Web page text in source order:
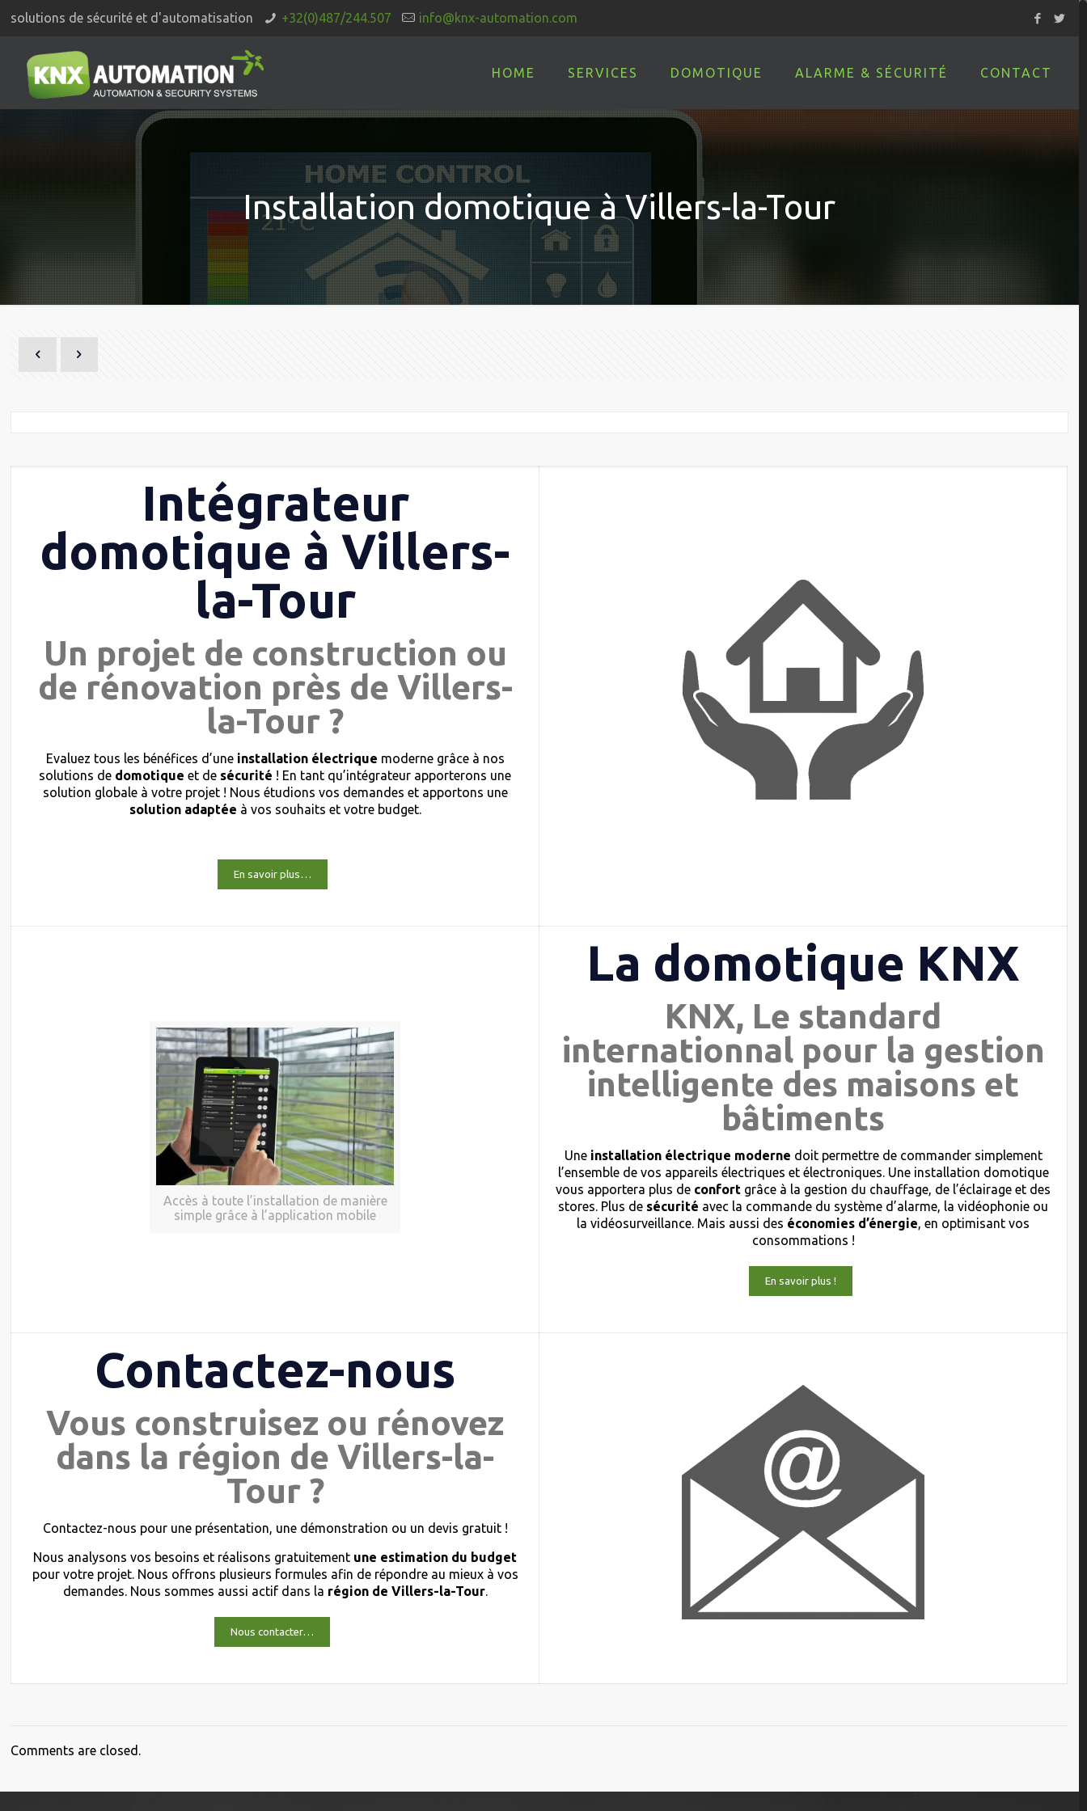
solutions de sécurité et d'automatisation +32(0)487/244.507 info@knx-automation.com
HOME SERVICES DOMOTIQUE ALARME & SÉCURITÉ CONTACT
Installation domotique à Villers-la-Tour
Intégrateur
domotique à Villers-
la-Tour
Un projet de construction ou
de rénovation près de Villers-
la-Tour ?
Evaluez tous les bénéfices d’uneinstallation électrique moderne grâce à nos
solutions de domotique et de sécurité ! En tant qu’intégrateur apporterons une
solution globale à votre projet ! Nous étudions vos demandes et apportons une
solution adaptée à vos souhaits et votre budget.
En savoir plus…
Accès à toute l’installation de manière
simple grâce à l’application mobile
La domotique KNX
KNX, Le standard
internationnal pour la gestion
intelligente des maisons et
bâtiments
Une installation électrique moderne doit permettre de commander simplement
l’ensemble de vos appareils électriques et électroniques. Une installation domotique
vous apportera plus de confort grâce à la gestion du chauffage, de l’éclairage et des
stores. Plus de sécurité avec la commande du système d’alarme, la vidéophonie ou
la vidéosurveillance. Mais aussi des économies d’énergie, en optimisant vos
consommations !
En savoir plus !
Contactez-nous
Vous construisez ou rénovez
dans la région de Villers-la-
Tour ?
Contactez-nous pour une présentation, une démonstration ou un devis gratuit !
Nous analysons vos besoins et réalisons gratuitement une estimation du budget
pour votre projet. Nous offrons plusieurs formules afin de répondre au mieux à vos
demandes. Nous sommes aussi actif dans la région de Villers-la-Tour.
Nous contacter…
Comments are closed.